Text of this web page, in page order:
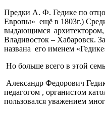
Предки А. Ф. Гедике по
Европы» ещё в 1803г.)
выдающимся
Владивосток – Хабаровск.
названа его именем
Но больше всего в этой
Александр Федорович
педагогом , органистом
пользовался уважением